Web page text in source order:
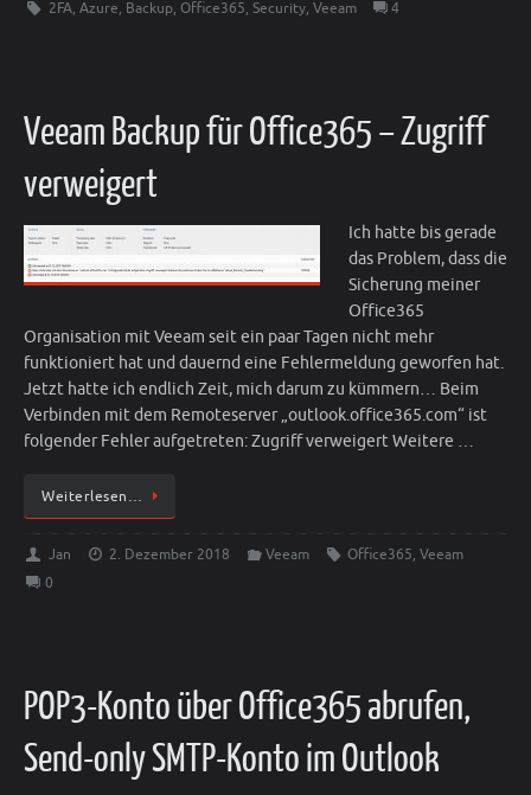
2FA, Azure, Backup, Office365, Security, Veeam 4
Veeam Backup für Office365 – Zugriff
verweigert
Ich hatte bis gerade
das Problem, dass die
Sicherung meiner
Office365
Organisation mit Veeam seit ein paar Tagen nicht mehr
funktioniert hat und dauernd eine Fehlermeldung geworfen hat.
Jetzt hatte ich endlich Zeit, mich darum zu kümmern… Beim
Verbinden mit dem Remoteserver „outlook.office365.com“ ist
folgender Fehler aufgetreten: Zugriff verweigert Weitere …
Weiterlesen…
Jan 2. Dezember 2018 Veeam Office365,Veeam
0
POP3-Konto über Office365 abrufen,
Send-only SMTP-Konto im Outlook